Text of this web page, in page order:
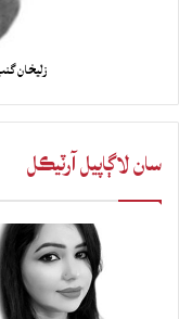
زليخان
سان لاڳاپيل آرٽيڪل